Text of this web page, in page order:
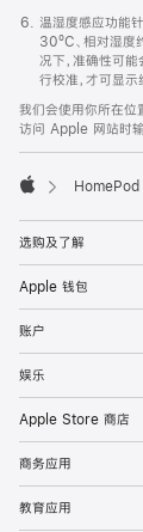
温湿度感应功能
30ºC、相对湿
况下，准确性可
行校准，才可显示
我们会使用你所在位
访问 Apple 网站时输
HomePod
选购及了解
Apple 钱包
账户
娱乐
Apple Store 商店
商务应用
教育应用